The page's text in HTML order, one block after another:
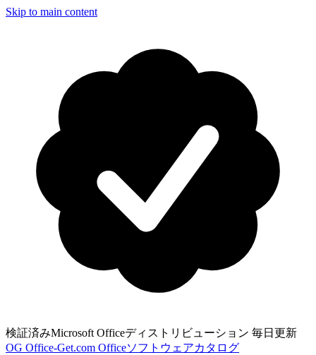
Skip to main content
検証済みMicrosoft Officeディストリビューション 毎日更新
OG Office-Get.com Officeソフトウェアカタログ